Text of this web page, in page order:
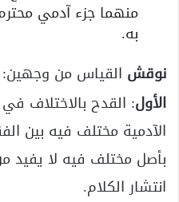
منهما جزء آدمي
به.
نوقش القياس من وجهين:
الأول: القدح بالاختلاف
الآدمية مختلف فيه بين
بأصل مختلف فيه لا
انتشار الكلام.